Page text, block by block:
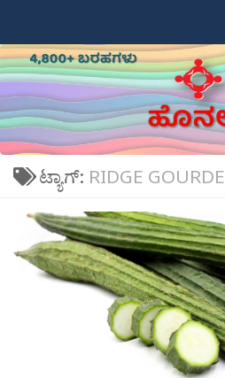
ಟ್ಯಾಗ್: RIDGE GOURDE